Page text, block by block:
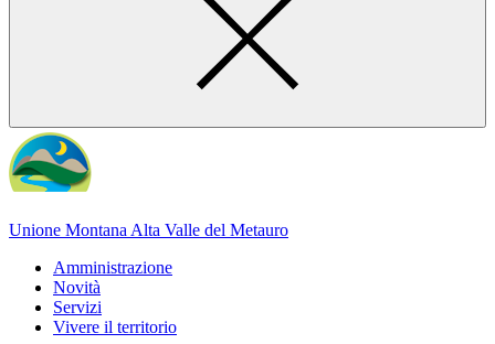
Unione Montana Alta Valle del Metauro
Amministrazione
Novità
Servizi
Vivere il territorio